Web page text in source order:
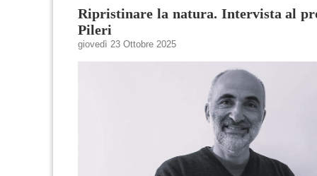
Ripristinare la natura. Intervista al
Pileri
giovedì 23 Ottobre 2025